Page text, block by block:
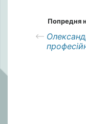
Попредня